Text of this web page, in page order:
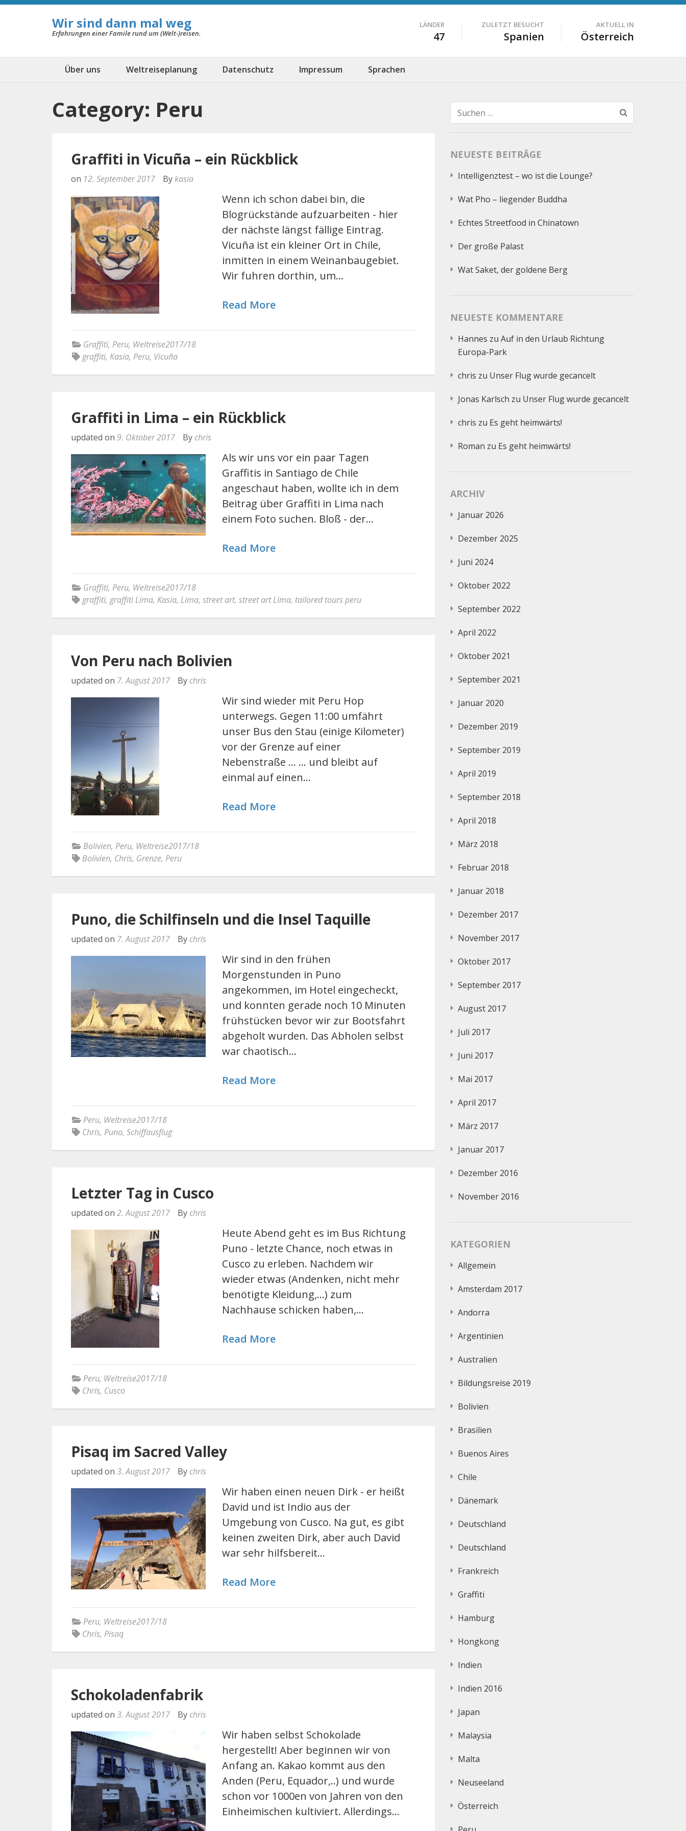
Wir sind dann mal weg
Erfahrungen einer Famile rund um (Welt-)reisen.
LÄNDER
47
ZULETZT BESUCHT
Spanien
AKTUELL IN
Österreich
Über uns Weltreiseplanung Datenschutz Impressum Sprachen
Category: Peru
Graffiti in Vicuña – ein Rückblick
on 12. September 2017 Bykasia
Wenn ich schon dabei bin, die
Blogrückstände aufzuarbeiten - hier
der nächste längst fällige Eintrag.
Vicuña ist ein kleiner Ort in Chile,
inmitten in einem Weinanbaugebiet.
Wir fuhren dorthin, um…
Read More
Graffiti, Peru, Weltreise2017/18
graffiti, Kasia, Peru, Vicuña
Graffiti in Lima – ein Rückblick
updated on 9. Oktober 2017 By chris
Als wir uns vor ein paar Tagen
Graffitis in Santiago de Chile
angeschaut haben, wollte ich in dem
Beitrag über Graffiti in Lima nach
einem Foto suchen. Bloß - der…
Read More
Graffiti, Peru, Weltreise2017/18
graffiti, graffiti Lima, Kasia, Lima, street art, street art Lima, tailored tours peru
Von Peru nach Bolivien
updated on 7. August 2017 By chris
Wir sind wieder mit Peru Hop
unterwegs. Gegen 11:00 umfährt
unser Bus den Stau (einige Kilometer)
vor der Grenze auf einer
Nebenstraße ... ... und bleibt auf
einmal auf einen…
Read More
Bolivien, Peru, Weltreise2017/18
Bolivien, Chris, Grenze, Peru
Puno, die Schilfinseln und die Insel Taquille
updated on 7. August 2017 By chris
Wir sind in den frühen
Morgenstunden in Puno
angekommen, im Hotel eingecheckt,
und konnten gerade noch 10 Minuten
frühstücken bevor wir zur Bootsfahrt
abgeholt wurden. Das Abholen selbst
war chaotisch…
Read More
Peru, Weltreise2017/18
Chris, Puno, Schiffausflug
Letzter Tag in Cusco
updated on 2. August 2017 By chris
Heute Abend geht es im Bus Richtung
Puno - letzte Chance, noch etwas in
Cusco zu erleben. Nachdem wir
wieder etwas (Andenken, nicht mehr
benötigte Kleidung,...) zum
Nachhause schicken haben,…
Read More
Peru, Weltreise2017/18
Chris, Cusco
Pisaq im Sacred Valley
updated on 3. August 2017 By chris
Wir haben einen neuen Dirk - er heißt
David und ist Indio aus der
Umgebung von Cusco. Na gut, es gibt
keinen zweiten Dirk, aber auch David
war sehr hilfsbereit…
Read More
Peru, Weltreise2017/18
Chris, Pisaq
Schokoladenfabrik
updated on 3. August 2017 By chris
Wir haben selbst Schokolade
hergestellt! Aber beginnen wir von
Anfang an. Kakao kommt aus den
Anden (Peru, Equador,..) und wurde
schon vor 1000en von Jahren von den
Einheimischen kultiviert. Allerdings…
Suchen
nach:
NEUESTE BEITRÄGE
Intelligenztest – wo ist die Lounge?
Wat Pho – liegender Buddha
Echtes Streetfood in Chinatown
Der große Palast
Wat Saket, der goldene Berg
NEUESTE KOMMENTARE
Hannes zu Auf in den Urlaub Richtung
Europa-Park
chris zu Unser Flug wurde gecancelt
Jonas Karlsch zu Unser Flug wurde gecancelt
chris zu Es geht heimwärts!
Roman zu Es geht heimwärts!
ARCHIV
Januar 2026
Dezember 2025
Juni 2024
Oktober 2022
September 2022
April 2022
Oktober 2021
September 2021
Januar 2020
Dezember 2019
September 2019
April 2019
September 2018
April 2018
März 2018
Februar 2018
Januar 2018
Dezember 2017
November 2017
Oktober 2017
September 2017
August 2017
Juli 2017
Juni 2017
Mai 2017
April 2017
März 2017
Januar 2017
Dezember 2016
November 2016
KATEGORIEN
Allgemein
Amsterdam 2017
Andorra
Argentinien
Australien
Bildungsreise 2019
Bolivien
Brasilien
Buenos Aires
Chile
Dänemark
Deutschland
Deutschland
Frankreich
Graffiti
Hamburg
Hongkong
Indien
Indien 2016
Japan
Malaysia
Malta
Neuseeland
Österreich